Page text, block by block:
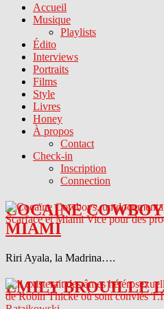
Accueil
Musique
Playlists
Édito
Interviews
Portraits
Films
Style
Livres
Honey
À propos
Contact
Check-in
Inscription
Connection
COCAINE
MIAMI
Riri Ayala, la Madrina….
EMILY BROUILLE